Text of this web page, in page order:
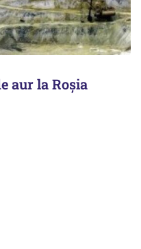
aur la Roșia